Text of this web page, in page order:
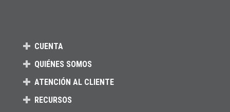
CUENTA
QUIÉNES SOMOS
ATENCIÓN AL CLIENTE
RECURSOS